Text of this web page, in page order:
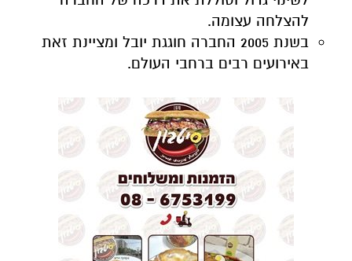
להצלחה עצומה.
בשנת 2005 החברה חוגגת יובל ומציינת זאת
באירועים רבים ברחבי העולם.